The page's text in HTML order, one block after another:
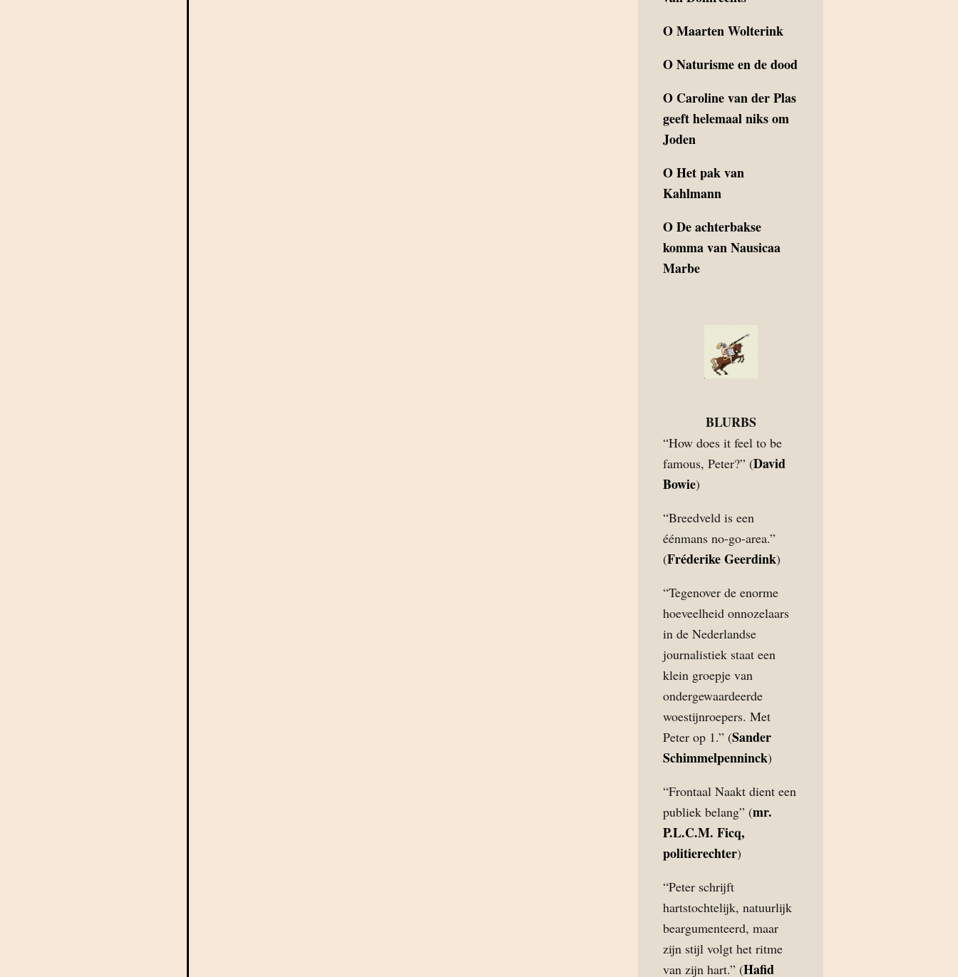
OMaarten Wolterink
ONaturisme en de dood
O Caroline van der Plas
geeft helemaal niks om
Joden
OHet pak van
Kahlmann
ODe achterbakse
komma van Nausicaa
Marbe
BLURBS
“How does it feel to be
famous, Peter?” (David
Bowie)
“Breedveld is een
éénmans no-go-area.”
(Fréderike Geerdink)
“Tegenover de enorme
hoeveelheid onnozelaars
in de Nederlandse
journalistiek staat een
klein groepje van
ondergewaardeerde
woestijnroepers. Met
Peter op 1.” (Sander
Schimmelpenninck)
“Frontaal Naakt dient een
publiek belang” (mr.
P.L.C.M. Ficq,
politierechter)
“Peter schrijft
hartstochtelijk, natuurlijk
beargumenteerd, maar
zijn stijl volgt het ritme
van zijn hart.” (Hafid